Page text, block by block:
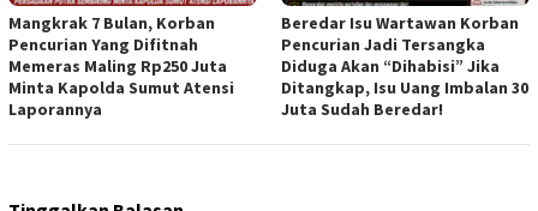
Mangkrak 7 Bulan, Korban
Pencurian Yang Difitnah
Memeras Maling Rp250 Juta
Minta Kapolda Sumut Atensi
Laporannya
Beredar Isu Wartawan Korban
Pencurian Jadi Tersangka
Diduga Akan “Dihabisi” Jika
Ditangkap, Isu Uang Imbalan 30
Juta Sudah Beredar!